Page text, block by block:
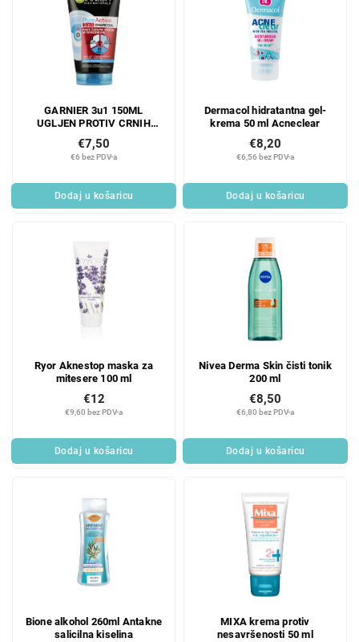
GARNIER 3u1 150ML
UGLJEN PROTIV CRNIH
€6 bez PDV-a
€7,50
Dodaj u košaricu
Dermacol hidratantna gel-
krema 50 ml Acneclear
€6,56 bez PDV-a
€8,20
Dodaj u košaricu
Ryor Aknestop maska za
mitesere 100 ml
€9,60 bez PDV-a
€12
Dodaj u košaricu
Nivea Derma Skin čisti tonik
200 ml
€6,80 bez PDV-a
€8,50
Dodaj u košaricu
Bione alkohol 260ml Antakne
salicilna kiselina
MIXA krema protiv
nesavršenosti 50 ml